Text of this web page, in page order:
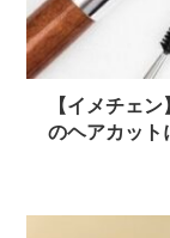
【イメチェ
のヘアカット